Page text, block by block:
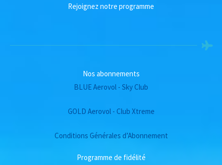
Rejoignez notre programme
Nos abonnements
BLUE Aerovol - Sky Club
GOLD Aerovol - Club Xtreme
Conditions Générales d’Abonnement
Programme de fidélité